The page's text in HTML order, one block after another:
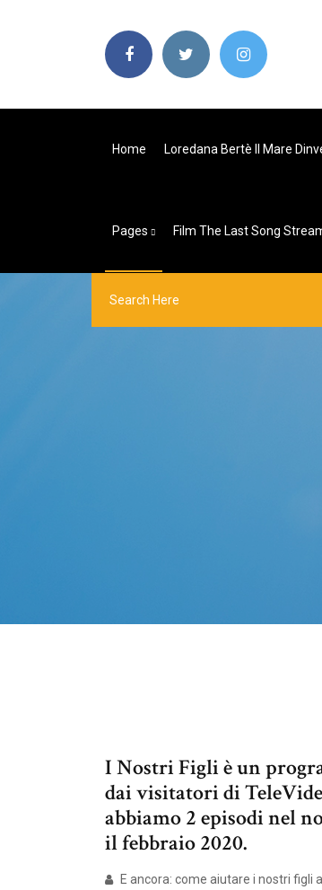
Home Loredana Bertè Il Mare
Pages Film The Last Song
I Nostri Figli è un
dai visitatori di
abbiamo 2 episodi nel
il febbraio 2020.
E ancora: come aiutare i nostri